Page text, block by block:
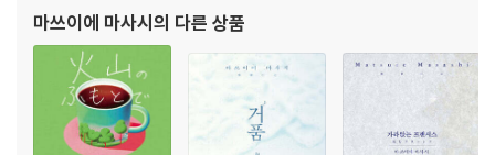
있던 소설가라는 오랜 꿈을 깨우는 마중물이 되었다고
마쓰이에 마사시 의 다른 상품